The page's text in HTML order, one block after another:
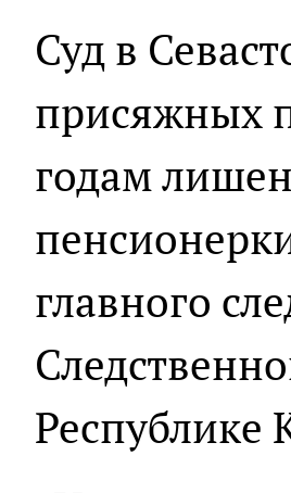
Суд в
присяжных
годам
главного
Республике